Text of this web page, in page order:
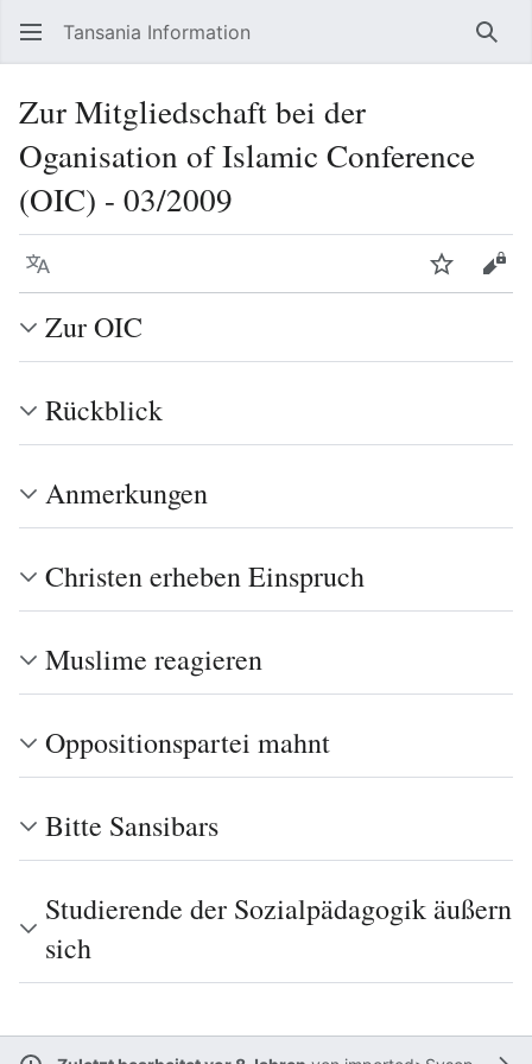
Tansania Information
Zur Mitgliedschaft bei der
Oganisation of Islamic Conference
(OIC) - 03/2009
Sprache
Zur OIC
Rückblick
Anmerkungen
Christen erheben Einspruch
Muslime reagieren
Oppositionspartei mahnt
Bitte Sansibars
Studierende der Sozialpädagogik äußern
sich